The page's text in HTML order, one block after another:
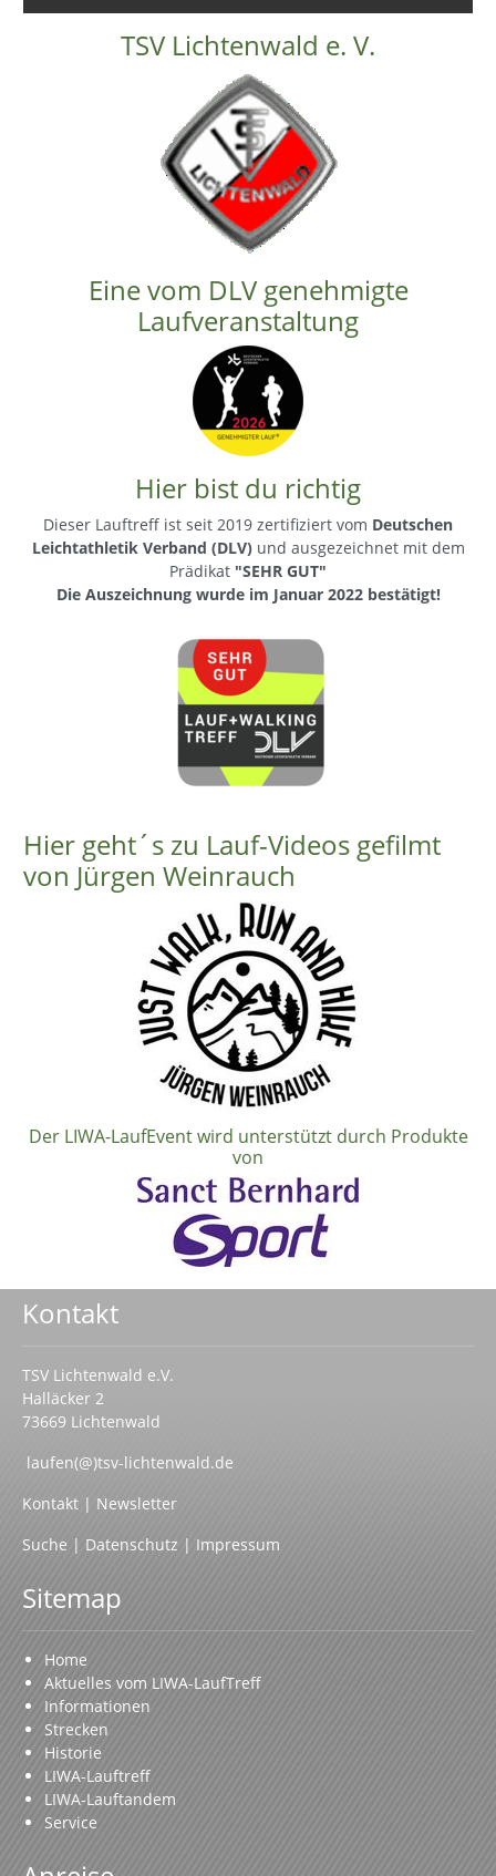
TSV Lichtenwald e. V.
Eine vom DLV genehmigte
Laufveranstaltung
Hier bist du richtig
Dieser Lauftreff ist seit 2019 zertifiziert vom Deutschen
Leichtathletik Verband (DLV)und ausgezeichnet mit dem
Prädikat "SEHR GUT"
Die Auszeichnung wurde im Januar 2022 bestätigt!
Hier geht´s zu Lauf-Videos gefilmt
von Jürgen Weinrauch
Der LIWA-LaufEvent wird unterstützt durch Produkte
von
Kontakt
TSV Lichtenwald e.V.
Halläcker 2
73669 Lichtenwald
laufen(@)tsv-lichtenwald.de
Kontakt | Newsletter
Suche | Datenschutz | Impressum
Sitemap
Home
Aktuelles vom LIWA-LaufTreff
Informationen
Strecken
Historie
LIWA-Lauftreff
LIWA-Lauftandem
Service